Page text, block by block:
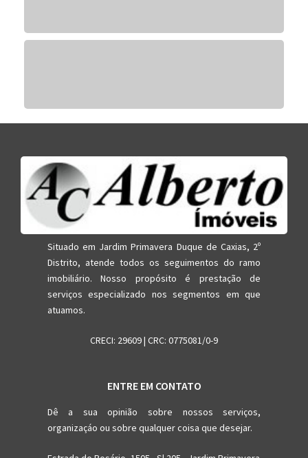
Situado em Jardim Primavera Duque de Caxias, 2º
Distrito, atende todos os seguimentos do ramo
imobiliário. Nosso propósito é prestação de
serviços especializado nos segmentos em que
atuamos.
CRECI: 29609 | CRC: 0775081/0-9
ENTRE EM CONTATO
Dê a sua opinião sobre nossos serviços,
organizaçáo ou sobre qualquer coisa que desejar.